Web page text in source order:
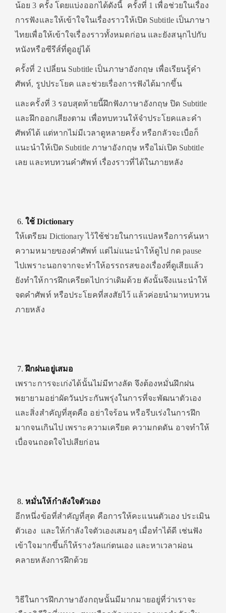
น้อย 3 ครั้ง โดยแบ่งออกได้ดังนี้ ครั้งที่ 1 เพื่อช่วยในเรื่อง
การฟังและให้เข้าใจในเรื่องราวให้เปิด Subtitle เป็นภาษา
ไทยเพื่อให้เข้าใจเรื่องราวทั้งหมดก่อน และยังสนุกไปกับ
หนังหรือซีรีส์ที่ดูอยู่ได้
ครั้งที่ 2 เปลี่ยน Subtitle เป็นภาษาอังกฤษ เพื่อเรียนรู้คำ
ศัพท์, รูปประโยค และช่วยเรื่องการฟังได้มากขึ้น
และครั้งที่ 3 รอบสุดท้ายนี้ฝึกฟังภาษาอังกฤษ ปิด Subtitle
และฝึกออกเสียงตาม เพื่อทบทวนให้จำประโยคและคำ
ศัพท์ได้ แต่หากไม่มีเวลาดูหลายครั้ง หรือกลัวจะเบื่อก็
แนะนำให้เปิด Subtitle ภาษาอังกฤษ หรือไม่เปิด Subtitle
เลย และทบทวนคำศัพท์ เรื่องราวที่ได้ในภายหลัง
ใช้ Dictionary
ให้เตรียม Dictionary ไว้ใช้ช่วยในการแปลหรือการค้นหา
ความหมายของคำศัพท์ แต่ไม่แนะนำให้ดูไป กด pause
ไปเพราะนอกจากจะทำให้อรรถรสของเรื่องที่ดูเสียแล้ว
ยังทำให้การฝึกเครียดไปกว่าเดิมด้วย ดังนั้นจึงแนะนำให้
จดคำศัพท์ หรือประโยคที่สงสัยไว้ แล้วค่อยนำมาทบทวน
ภายหลัง
ฝึกฝนอยู่เสมอ
เพราะการจะเก่งได้นั้นไม่มีทางลัด จึงต้องหมั่นฝึกฝน
พยายามอย่าผัดวันประกันพรุ่งในการที่จะพัฒนาตัวเอง
และสิ่งสำคัญที่สุดคือ อย่าใจร้อน หรือรีบเร่งในการฝึก
มากจนเกินไป เพราะความเครียด ความกดดัน อาจทำให้
เบื่อจนถอดใจไปเสียก่อน
หมั่นให้กำลังใจตัวเอง
อีกหนึ่งข้อที่สำคัญที่สุด คือการให้คะแนนตัวเอง ประเมิน
ตัวเอง และให้กำลังใจตัวเองเสมอๆ เมื่อทำได้ดี เช่นฟัง
เข้าใจมากขึ้นก็ให้รางวัลแก่ตนเอง และหาเวลาผ่อน
คลายหลังการฝึกด้วย
วิธีในการฝึกภาษาอังกฤษนั้นมีมากมายอยู่ที่ว่าเราจะ